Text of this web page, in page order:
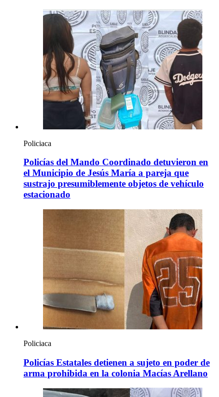
Policiaca
Policías del Mando Coordinado detuvieron en
el Municipio de Jesús María a pareja que
sustrajo presumiblemente objetos de vehículo
estacionado
Policiaca
Policías Estatales detienen a sujeto en poder de
arma prohibida en la colonia Macías Arellano